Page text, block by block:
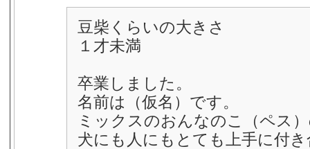
豆柴くらいの大きさ
１才未満
卒業しました。
名前は（仮名）です。
ミックスのおんなのこ（ペス
犬にも人にもとても上手に付